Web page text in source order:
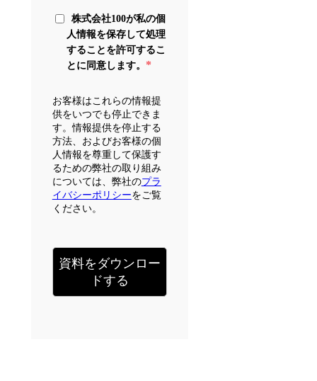
株式会社100が私の個
人情報を保存して処理
することを許可するこ
とに同意します。 *
お客様はこれらの情報提
供をいつでも停止できま
す。情報提供を停止する
方法、およびお客様の個
人情報を尊重して保護す
るための弊社の取り組み
については、弊社のプラ
イバシーポリシーをご覧
ください。